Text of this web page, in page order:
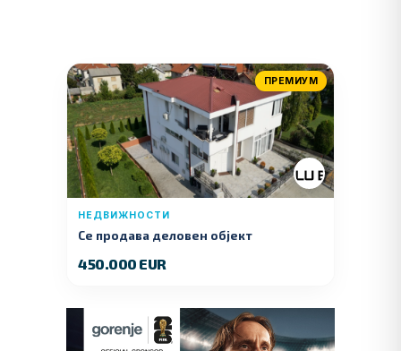
ПРЕМИУМ
НЕДВИЖНОСТИ
Се продава деловен објект
450.000 EUR